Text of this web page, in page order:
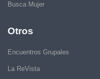
Busca Mujer
Otros
Encuentros Grupales
La ReVista